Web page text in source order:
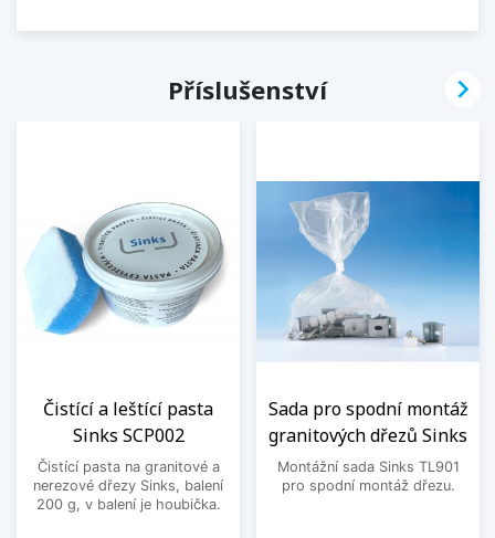
Příslušenství
Čistící a leštící pasta
Sinks SCP002
Čistící pasta na granitové a
nerezové dřezy Sinks, balení
200 g, v balení je houbička.
Sada pro spodní montáž
granitových dřezů Sinks
Montážní sada Sinks TL901
pro spodní montáž dřezu.
